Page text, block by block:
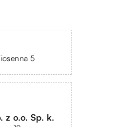
5
z o.o. Sp. k.